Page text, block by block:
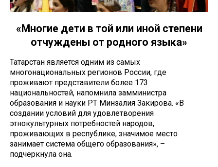
«Многие дети в той или иной степени
отчуждены от родного языка»
Татарстан является одним из самых
многонациональных регионов России, где
проживают представители более 173
национальностей, напомнила замминистра
образования и науки РТ Минзалия Закирова. «В
создании условий для удовлетворения
этнокультурных потребностей народов,
проживающих в республике, значимое место
занимает система общего образования», –
подчеркнула она.